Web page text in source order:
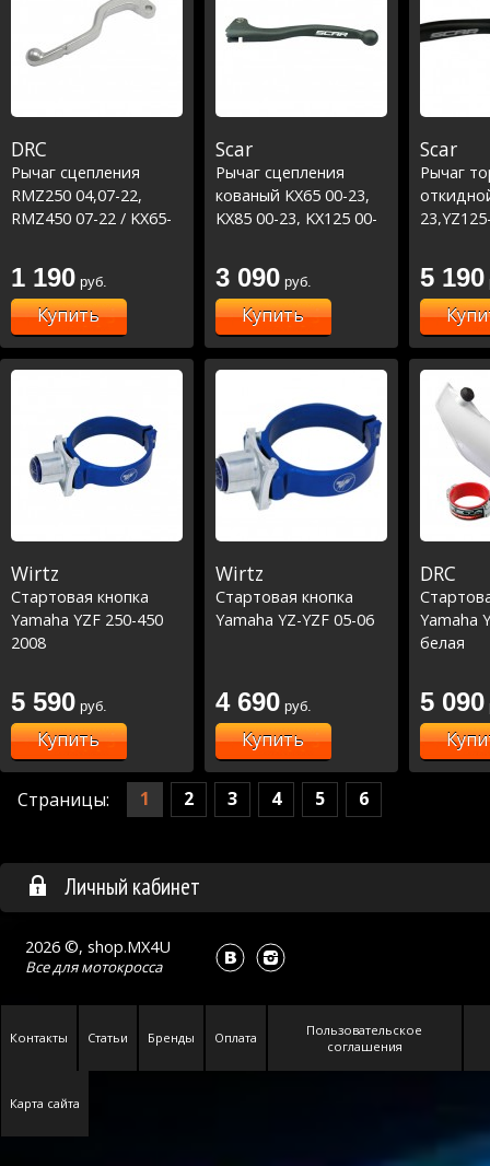
DRC
Рычаг сцепления
RMZ250 04,07-22,
RMZ450 07-22 / KX65-
1 190 руб.
Купить
Scar
Рычаг сцепления
кованый KX65 00-23,
KX85 00-23, KX125 00-
04 / RM-Z250 07-23,
RM-Z450 05-23
3 090 руб.
Купить
Scar
Рычаг
/KX65
/RM85
250 04-
04-23
5 190
Wirtz
Стартовая кнопка
Yamaha YZF 250-450
2008
5 590 руб.
Купить
Wirtz
Стартовая кнопка
Yamaha YZ-YZF 05-06
4 690 руб.
Купить
DRC
Yamaha
белая
5 090
Страницы: 1 2 3 4 5 6
Личный кабинет
2026 ©, shop.MX4U
Все длямотокросса
Контакты Статьи Бренды Оплата
Пользовательское
соглашения
Карта сайта